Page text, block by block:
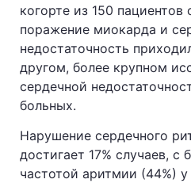
когорте из 150 пациентов
поражение миокарда и
недостаточность
другом, более крупном
сердечной
больных.
Нарушение сердечного
достигает 17% случаев, с
частотой аритмии (44%)